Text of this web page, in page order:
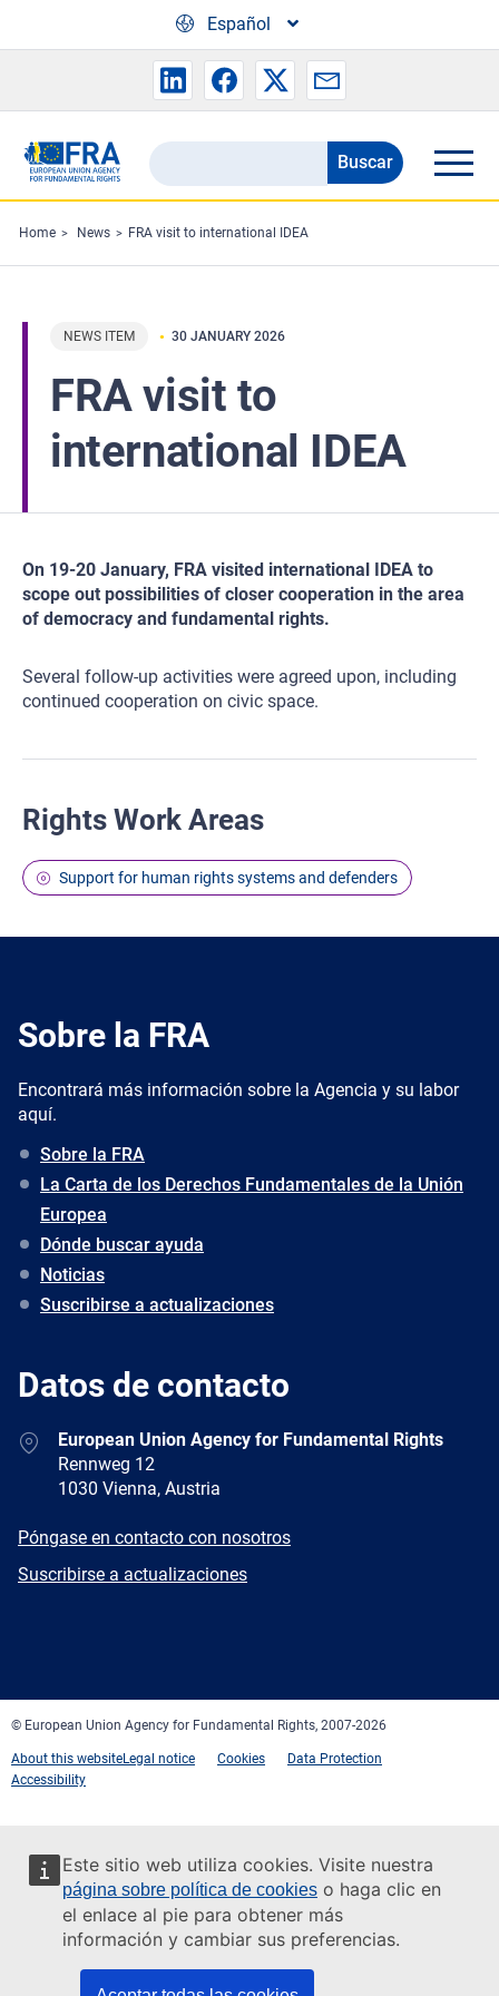
Este sitio web utiliza cookies. Visite nuestra
página sobre política de cookies o haga clic en
el enlace al pie para obtener más
información y cambiar sus preferencias.
Español
Search
the
FRA
website
Buscar
Home News FRA visit to international IDEA
NEWS ITEM 30 JANUARY 2026
FRA visit to
international IDEA
On 19-20 January, FRA visited international IDEA to
scope out possibilities of closer cooperation in the area
of democracy and fundamental rights.
Several follow-up activities were agreed upon, including
continued cooperation on civic space.
Rights Work Areas
Support for human rights systems and defenders
Sobre la FRA
Encontrará más información sobre la Agencia y su labor
aquí.
Sobre la FRA
La Carta de los Derechos Fundamentales de la Unión
Europea
Dónde buscar ayuda
Noticias
Suscribirse a actualizaciones
Datos de contacto
AddressEuropean Union Agency for Fundamental Rights
Rennweg 12
1030 Vienna, Austria
E-
Póngase en contacto con nosotros
Newsletter
Suscribirse a actualizaciones
© European Union Agency for Fundamental Rights, 2007-2026
About this websiteLegal notice Cookies
Data Protection
Accessibility